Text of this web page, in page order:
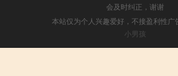
会及时纠正，谢谢
本站仅为个人兴趣爱好，不接盈利性广
小男孩